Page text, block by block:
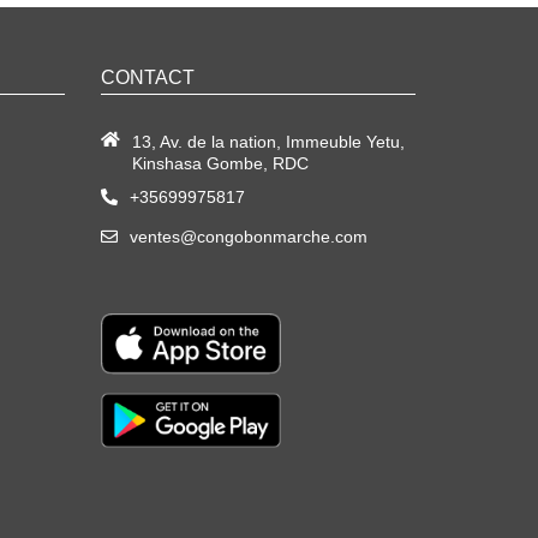
CONTACT
13, Av. de la nation, Immeuble Yetu,
Kinshasa Gombe, RDC
+35699975817
ventes@congobonmarche.com